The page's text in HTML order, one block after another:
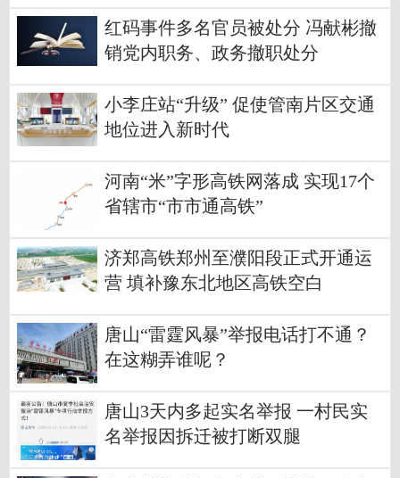
红码事件多名官员被处分 冯献彬撤
销党内职务、政务撤职处分
小李庄站“升级” 促使管南片区交通
地位进入新时代
河南“米”字形高铁网落成 实现17个
省辖市“市市通高铁”
济郑高铁郑州至濮阳段正式开通运
营 填补豫东北地区高铁空白
唐山“雷霆风暴”举报电话打不通？
在这糊弄谁呢？
唐山3天内多起实名举报 一村民实
名举报因拆迁被打断双腿